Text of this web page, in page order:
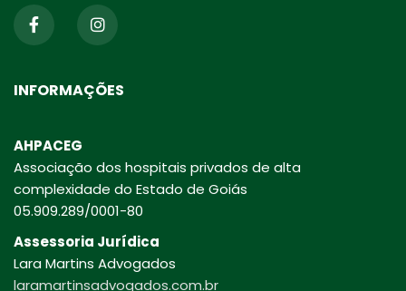
INFORMAÇÕES
AHPACEG
Associação dos hospitais privados de alta
complexidade do Estado de Goiás
05.909.289/0001-80
Assessoria Jurídica
Lara Martins Advogados
laramartinsadvogados.com.br